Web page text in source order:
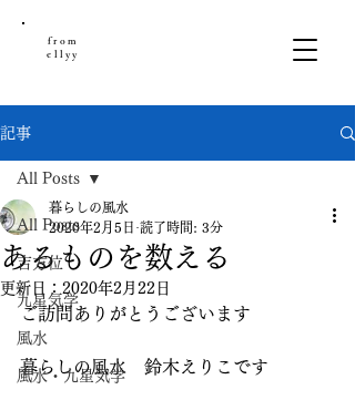
from
ellyy
記事
All Posts
吉方位
九星気学
風水
風水・九星気学
All Posts
あるものを数える
暮らしの風水
2020年2月5日 読了時間: 3分
更新日： 2020年2月22日
ご訪問ありがとうございます
暮らしの風水　鈴木えりこです